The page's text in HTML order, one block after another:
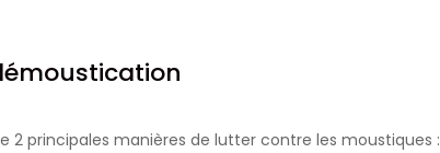
2 principales manières de lutter contre les moustiques :